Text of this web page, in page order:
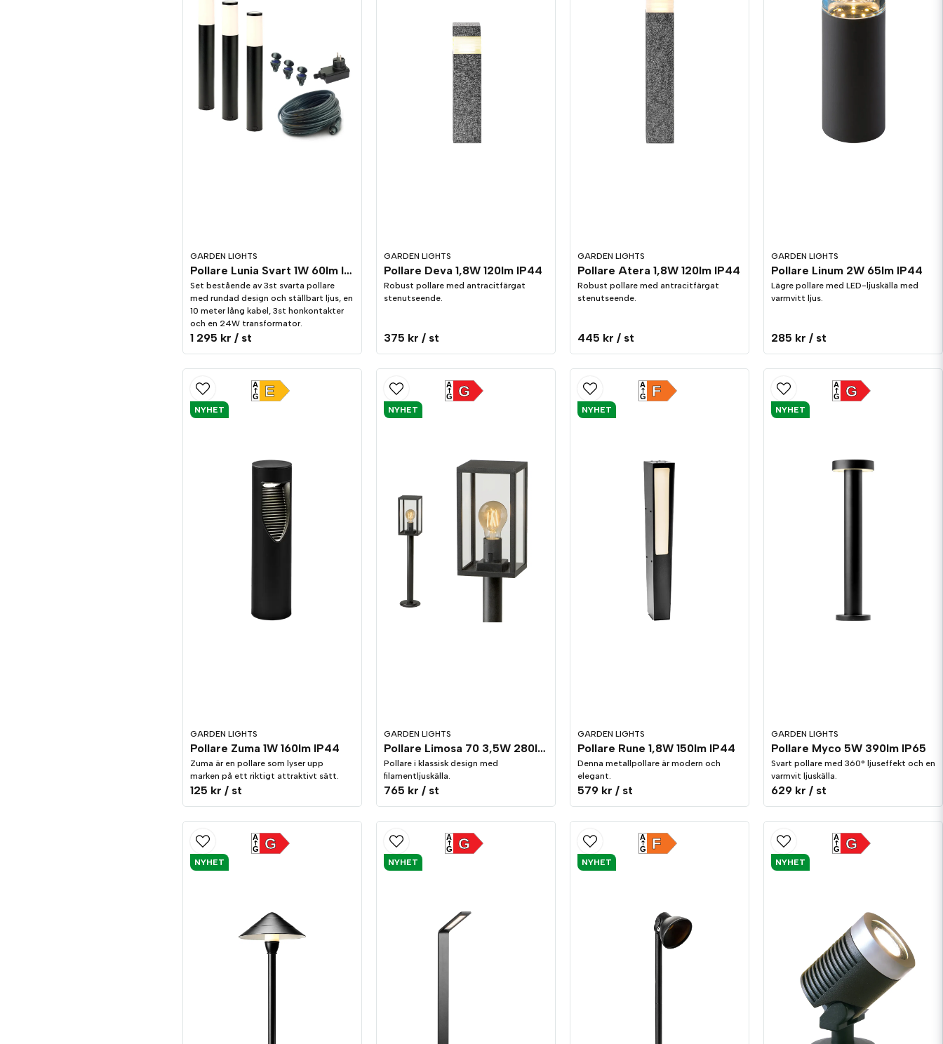
GARDEN LIGHTS
Pollare Lunia Svart 1W 60lm IP44 3-pack
Set bestående av 3st svarta pollare
med rundad design och ställbart ljus, en
10 meter lång kabel, 3st honkontakter
och en 24W transformator.
1 295 kr / st
GARDEN LIGHTS
Pollare Deva 1,8W 120lm IP44
Robust pollare med antracitfärgat
stenutseende.
375 kr / st
GARDEN LIGHTS
Pollare Atera 1,8W 120lm IP44
Robust pollare med antracitfärgat
stenutseende.
445 kr / st
GARDEN LIGHTS
Pollare Linum 2W 65lm IP44
Lägre pollare med LED-ljuskälla med
varmvitt ljus.
285 kr / st
GARDEN LIGHTS
Pollare Zuma 1W 160lm IP44
Zuma är en pollare som lyser upp
marken på ett riktigt attraktivt sätt.
125 kr / st
E
A
G
NYHET
GARDEN LIGHTS
Pollare Limosa 70 3,5W 280lm IP44
Pollare i klassisk design med
filamentljuskälla.
765 kr / st
G
A
G
NYHET
GARDEN LIGHTS
Pollare Rune 1,8W 150lm IP44
Denna metallpollare är modern och
elegant.
579 kr / st
F
A
G
NYHET
GARDEN LIGHTS
Pollare Myco 5W 390lm IP65
Svart pollare med 360° ljuseffekt och en
varmvit ljuskälla.
629 kr / st
G
A
G
NYHET
G
A
G
NYHET
G
A
G
NYHET
F
A
G
NYHET
G
A
G
NYHET